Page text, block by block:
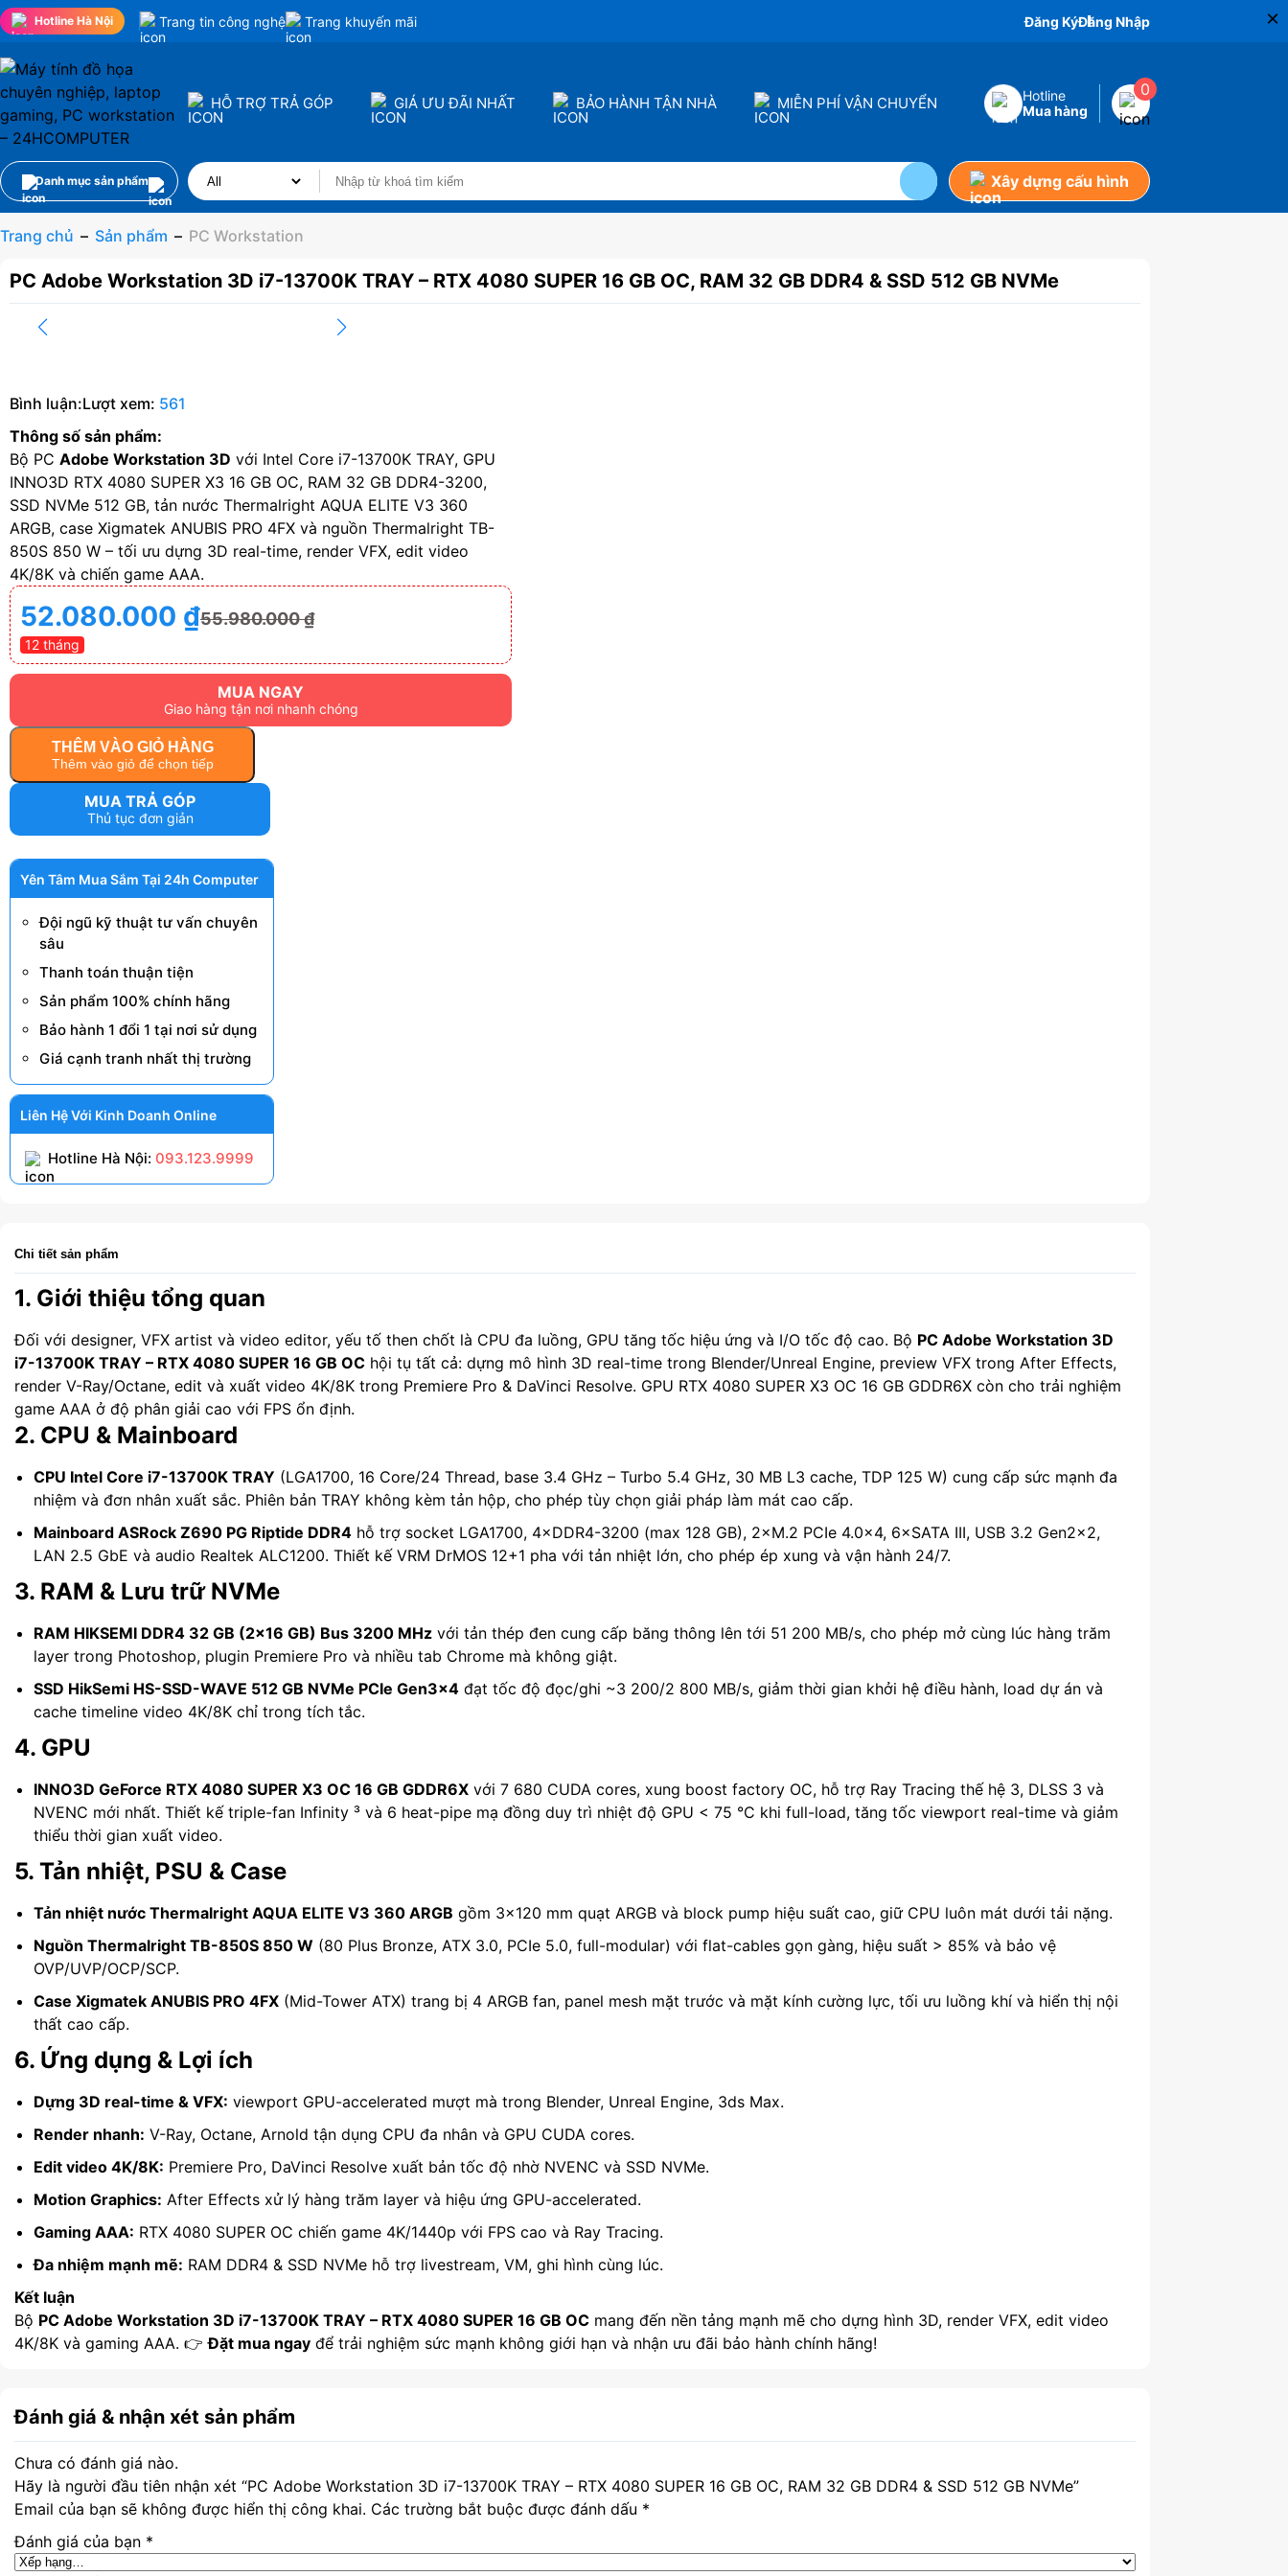
Hotline Hà Nội Trang tin công nghệ Trang khuyến mãi Đăng KýĐăng Nhập
HỖ TRỢ TRẢ GÓP GIÁ ƯU ĐÃI NHẤT BẢO HÀNH TẬN NHÀ MIỄN PHÍ VẬN CHUYỂN
Hotline
Mua hàng
0
Danh mục sản phẩm Xây dựng cấu hình
Trang chủ – Sản phẩm – PC Workstation
PC Adobe Workstation 3D i7-13700K TRAY – RTX 4080 SUPER 16 GB OC, RAM 32 GB DDR4 & SSD 512 GB NVMe
Bình luận:Lượt xem: 561
Thông số sản phẩm:
Bộ PC Adobe Workstation 3D với Intel Core i7-13700K TRAY, GPU
INNO3D RTX 4080 SUPER X3 16 GB OC, RAM 32 GB DDR4-3200,
SSD NVMe 512 GB, tản nước Thermalright AQUA ELITE V3 360
ARGB, case Xigmatek ANUBIS PRO 4FX và nguồn Thermalright TB-
850S 850 W – tối ưu dựng 3D real-time, render VFX, edit video
4K/8K và chiến game AAA.
55.980.000₫
52.080.000 ₫
12 tháng
MUA NGAY
Giao hàng tận nơi nhanh chóng
THÊM VÀO GIỎ HÀNG
Thêm vào giỏ để chọn tiếp
MUA TRẢ GÓP
Thủ tục đơn giản
Yên Tâm Mua Sắm Tại 24h Computer
Đội ngũ kỹ thuật tư vấn chuyên
sâu
Thanh toán thuận tiện
Sản phẩm 100% chính hãng
Bảo hành 1 đổi 1 tại nơi sử dụng
Giá cạnh tranh nhất thị trường
Liên Hệ Với Kinh Doanh Online
Hotline Hà Nội: 093.123.9999
Chi tiết sản phẩm
1. Giới thiệu tổng quan
Đối với designer, VFX artist và video editor, yếu tố then chốt là CPU đa luồng, GPU tăng tốc hiệu ứng và I/O tốc độ cao. Bộ PC Adobe Workstation 3D
i7-13700K TRAY – RTX 4080 SUPER 16 GB OC hội tụ tất cả: dựng mô hình 3D real-time trong Blender/Unreal Engine, preview VFX trong After Effects,
render V-Ray/Octane, edit và xuất video 4K/8K trong Premiere Pro & DaVinci Resolve. GPU RTX 4080 SUPER X3 OC 16 GB GDDR6X còn cho trải nghiệm
game AAA ở độ phân giải cao với FPS ổn định.
2. CPU & Mainboard
CPU Intel Core i7-13700K TRAY (LGA1700, 16 Core/24 Thread, base 3.4 GHz – Turbo 5.4 GHz, 30 MB L3 cache, TDP 125 W) cung cấp sức mạnh đa
nhiệm và đơn nhân xuất sắc. Phiên bản TRAY không kèm tản hộp, cho phép tùy chọn giải pháp làm mát cao cấp.
Mainboard ASRock Z690 PG Riptide DDR4 hỗ trợ socket LGA1700, 4×DDR4-3200 (max 128 GB), 2×M.2 PCIe 4.0×4, 6×SATA III, USB 3.2 Gen2×2,
LAN 2.5 GbE và audio Realtek ALC1200. Thiết kế VRM DrMOS 12+1 pha với tản nhiệt lớn, cho phép ép xung và vận hành 24/7.
3. RAM & Lưu trữ NVMe
RAM HIKSEMI DDR4 32 GB (2×16 GB) Bus 3200 MHz với tản thép đen cung cấp băng thông lên tới 51 200 MB/s, cho phép mở cùng lúc hàng trăm
layer trong Photoshop, plugin Premiere Pro và nhiều tab Chrome mà không giật.
SSD HikSemi HS-SSD-WAVE 512 GB NVMe PCIe Gen3×4 đạt tốc độ đọc/ghi ~3 200/2 800 MB/s, giảm thời gian khởi hệ điều hành, load dự án và
cache timeline video 4K/8K chỉ trong tích tắc.
4. GPU
INNO3D GeForce RTX 4080 SUPER X3 OC 16 GB GDDR6X với 7 680 CUDA cores, xung boost factory OC, hỗ trợ Ray Tracing thế hệ 3, DLSS 3 và
NVENC mới nhất. Thiết kế triple-fan Infinity ³ và 6 heat-pipe mạ đồng duy trì nhiệt độ GPU < 75 °C khi full-load, tăng tốc viewport real-time và giảm
thiểu thời gian xuất video.
5. Tản nhiệt, PSU & Case
Tản nhiệt nước Thermalright AQUA ELITE V3 360 ARGB gồm 3×120 mm quạt ARGB và block pump hiệu suất cao, giữ CPU luôn mát dưới tải nặng.
Nguồn Thermalright TB-850S 850 W (80 Plus Bronze, ATX 3.0, PCIe 5.0, full-modular) với flat-cables gọn gàng, hiệu suất > 85% và bảo vệ
OVP/UVP/OCP/SCP.
Case Xigmatek ANUBIS PRO 4FX (Mid-Tower ATX) trang bị 4 ARGB fan, panel mesh mặt trước và mặt kính cường lực, tối ưu luồng khí và hiển thị nội
thất cao cấp.
6. Ứng dụng & Lợi ích
Dựng 3D real-time & VFX: viewport GPU-accelerated mượt mà trong Blender, Unreal Engine, 3ds Max.
Render nhanh: V-Ray, Octane, Arnold tận dụng CPU đa nhân và GPU CUDA cores.
Edit video 4K/8K: Premiere Pro, DaVinci Resolve xuất bản tốc độ nhờ NVENC và SSD NVMe.
Motion Graphics: After Effects xử lý hàng trăm layer và hiệu ứng GPU-accelerated.
Gaming AAA: RTX 4080 SUPER OC chiến game 4K/1440p với FPS cao và Ray Tracing.
Đa nhiệm mạnh mẽ: RAM DDR4 & SSD NVMe hỗ trợ livestream, VM, ghi hình cùng lúc.
Kết luận
Bộ PC Adobe Workstation 3D i7-13700K TRAY – RTX 4080 SUPER 16 GB OC mang đến nền tảng mạnh mẽ cho dựng hình 3D, render VFX, edit video
4K/8K và gaming AAA. 👉Đặt mua ngay để trải nghiệm sức mạnh không giới hạn và nhận ưu đãi bảo hành chính hãng!
Đánh giá & nhận xét sản phẩm
Chưa có đánh giá nào.
Hãy là người đầu tiên nhận xét “PC Adobe Workstation 3D i7-13700K TRAY – RTX 4080 SUPER 16 GB OC, RAM 32 GB DDR4 & SSD 512 GB NVMe”
Email của bạn sẽ không được hiển thị công khai. Các trường bắt buộc được đánh dấu *
Đánh giá của bạn *
×